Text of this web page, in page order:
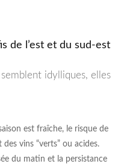
de l’est et du sud-est
idylliques, elles
est fraîche, le risque de
vins “verts” ou acides.
du matin et la persistance